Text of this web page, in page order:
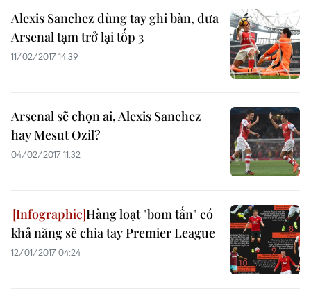
Alexis Sanchez dùng tay ghi bàn, đưa
Arsenal tạm trở lại tốp 3
11/02/2017 14:39
Arsenal sẽ chọn ai, Alexis Sanchez
hay Mesut Ozil?
04/02/2017 11:32
Hàng loạt "bom tấn" có
khả năng sẽ chia tay Premier League
12/01/2017 04:24